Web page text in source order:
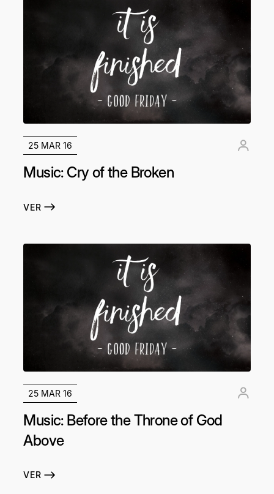
25 MAR 16
Music: Cry of the Broken
VER
25 MAR 16
Music: Before the Throne of God
Above
VER